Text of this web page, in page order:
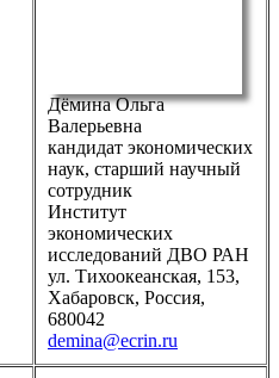
Дёмина Ольга
Валерьевна
кандидат экономических
наук, старший научный
сотрудник
Институт
экономических
исследований ДВО РАН
ул. Тихоокеанская, 153,
Хабаровск, Россия,
680042
demina@ecrin.ru